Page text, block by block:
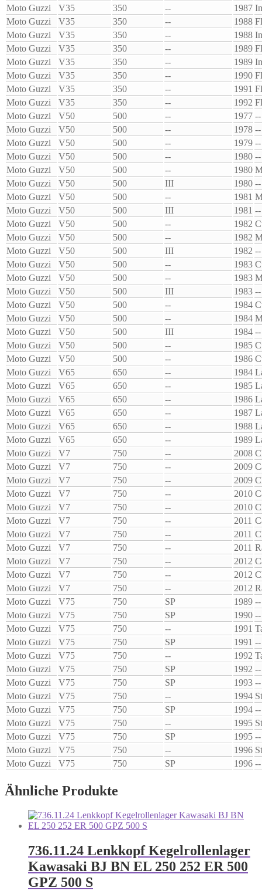
Moto Guzzi
V35 350 -- 1987
Moto Guzzi
V35 350 -- 1988
Moto Guzzi
V35 350 -- 1988
Moto Guzzi
V35 350 -- 1989
Moto Guzzi
V35 350 -- 1989
Moto Guzzi
V35 350 -- 1990
Moto Guzzi
V35 350 -- 1991
Moto Guzzi
V35 350 -- 1992
Moto Guzzi
V50 500 -- 1977 --
Moto Guzzi
V50 500 -- 1978 --
Moto Guzzi
V50 500 -- 1979 --
Moto Guzzi
V50 500 -- 1980 --
Moto Guzzi
V50 500 -- 1980
Moto Guzzi
V50 500 III 1980 --
Moto Guzzi
V50 500 -- 1981
Moto Guzzi
V50 500 III 1981 --
Moto Guzzi
V50 500 -- 1982
Moto Guzzi
V50 500 -- 1982
Moto Guzzi
V50 500 III 1982 --
Moto Guzzi
V50 500 -- 1983
Moto Guzzi
V50 500 -- 1983
Moto Guzzi
V50 500 III 1983 --
Moto Guzzi
V50 500 -- 1984
Moto Guzzi
V50 500 -- 1984
Moto Guzzi
V50 500 III 1984 --
Moto Guzzi
V50 500 -- 1985
Moto Guzzi
V50 500 -- 1986
Moto Guzzi
V65 650 -- 1984
Moto Guzzi
V65 650 -- 1985
Moto Guzzi
V65 650 -- 1986
Moto Guzzi
V65 650 -- 1987
Moto Guzzi
V65 650 -- 1988
Moto Guzzi
V65 650 -- 1989
Moto Guzzi
V7 750 -- 2008
Moto Guzzi
V7 750 -- 2009
Moto Guzzi
V7 750 -- 2009
Moto Guzzi
V7 750 -- 2010
Moto Guzzi
V7 750 -- 2010
Moto Guzzi
V7 750 -- 2011
Moto Guzzi
V7 750 -- 2011
Moto Guzzi
V7 750 -- 2011
Moto Guzzi
V7 750 -- 2012
Moto Guzzi
V7 750 -- 2012
Moto Guzzi
V7 750 -- 2012
Moto Guzzi
V75 750 SP 1989 --
Moto Guzzi
V75 750 SP 1990 --
Moto Guzzi
V75 750 -- 1991
Moto Guzzi
V75 750 SP 1991 --
Moto Guzzi
V75 750 -- 1992
Moto Guzzi
V75 750 SP 1992 --
Moto Guzzi
V75 750 SP 1993 --
Moto Guzzi
V75 750 -- 1994
Moto Guzzi
V75 750 SP 1994 --
Moto Guzzi
V75 750 -- 1995
Moto Guzzi
V75 750 SP 1995 --
Moto Guzzi
V75 750 -- 1996
Moto Guzzi
V75 750 SP 1996 --
Ähnliche Produkte
736.11.24 Lenkkopf Kegelrollenlager
Kawasaki BJ BN EL 250 252 ER 500
GPZ 500 S